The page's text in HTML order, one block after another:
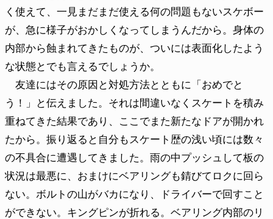
く使えて、一見まだまだ使える何の問題もないスケボー
が、急に様子がおかしくなってしまうんだから。身体の
内部から蝕まれてきたものが、ついには表面化したよう
な状態とでも言えるでしょうか。
友達にはその原因と対処方法とともに「おめでと
う！」と伝えました。それは間違いなくスケートを積み
重ねてきた結果であり、ここでまた新たなドアが開かれ
たから。振り返ると自分もスケート歴の浅い頃には数々
の不具合に遭遇してきました。雨の中プッシュして板の
状況は最悪に、おまけにベアリングも錆びてロクに回ら
ない。ボルトの山がバカになり、ドライバーで回すこと
ができない。キングピンが折れる。ベアリング内部のリ